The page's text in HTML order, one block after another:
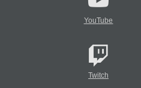
YouTube
Twitch